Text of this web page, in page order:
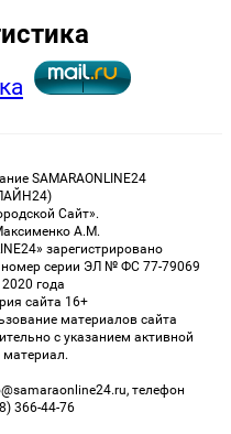
SAMARAONLINE24
Сайт».
А.М.
зарегистрировано
серии ЭЛ № ФС 77-79069
года
сайта 16+
материалов сайта
с указанием активной
материал.
телефон
366-44-76